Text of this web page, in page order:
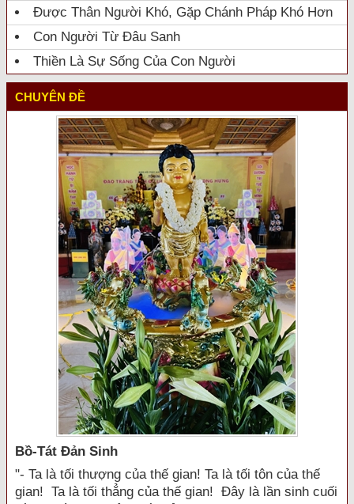
Được Thân Người Khó, Gặp Chánh Pháp Khó Hơn
Con Người Từ Đâu Sanh
Thiền Là Sự Sống Của Con Người
CHUYÊN ĐỀ
Bồ-Tát Đản Sinh
"- Ta là tối thượng của thế gian! Ta là tối tôn của thế
gian! Ta là tối thẳng của thế gian! Đây là lần sinh cuối